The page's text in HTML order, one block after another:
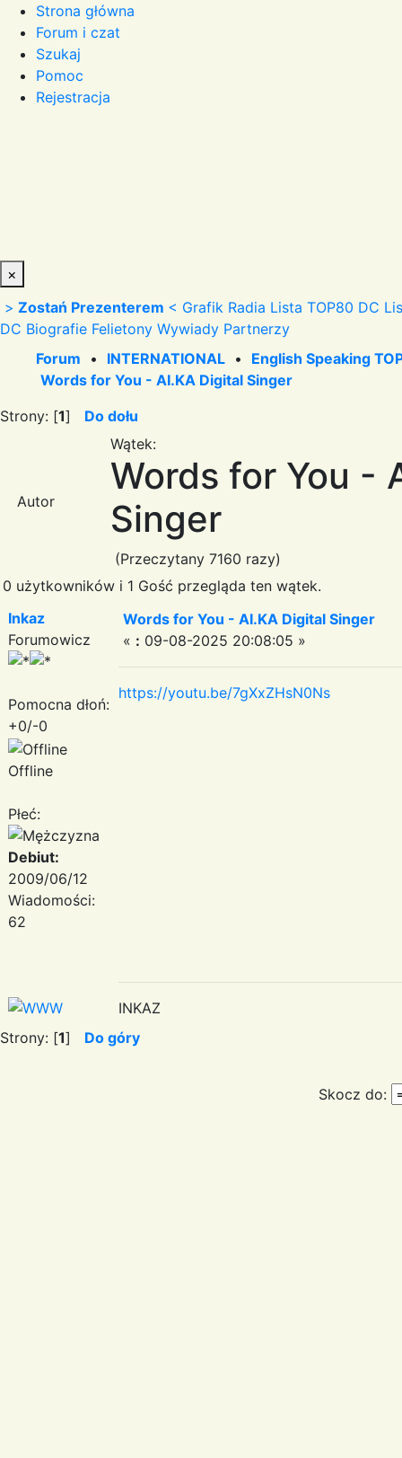
Strona główna
Forum i czat
Szukaj
Pomoc
Rejestracja
×
> Zostań Prezenterem < Grafik Radia Lista TOP80 DC
DC Biografie Felietony Wywiady Partnerzy
Forum • INTERNATIONAL • English Speaking
Words for You - AI.KA Digital Singer
Strony: [1] Do dołu
Autor
Wątek:
Words for You -
Singer
(Przeczytany 7160 razy)
0 użytkowników i 1 Gość przegląda ten wątek.
Inkaz
Forumowicz
Pomocna dłoń:
+0/-0
Offline
Płeć:
Debiut:
2009/06/12
Wiadomości:
62
Words for You - AI.KA Digital Singer
« : 09-08-2025 20:08:05 »
https://youtu.be/7gXxZHsN0Ns
INKAZ
Strony: [1] Do góry
Skocz do: